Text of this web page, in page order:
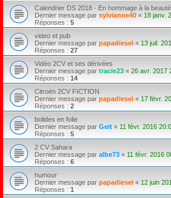
Calendrier DS 2018 - En hommage à la beauté
Dernier message par sylvianne40 « 18 janv.
Réponses : 5
video et pub
Dernier message par papadiesel « 13 juil.
Réponses : 27
Vidéo 2CV et ses dérivées
Dernier message par tracie23 « 26 avr. 2017
Réponses : 14
Citroën 2CV FICTION
Dernier message par papadiesel « 17 févr.
Réponses : 2
bolides en folie
Dernier message par Geit « 11 févr. 2016
Réponses : 5
2 CV Sahara
Dernier message par albe73 « 11 févr. 2016
Réponses : 6
humour
Dernier message par papadiesel « 12 juin
Réponses : 1